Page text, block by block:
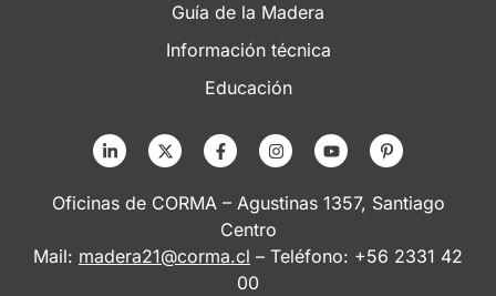
Guía de la Madera
Información técnica
Educación
Oficinas de CORMA – Agustinas 1357, Santiago
Centro
Mail: madera21@corma.cl – Teléfono: +56 2331 42
00